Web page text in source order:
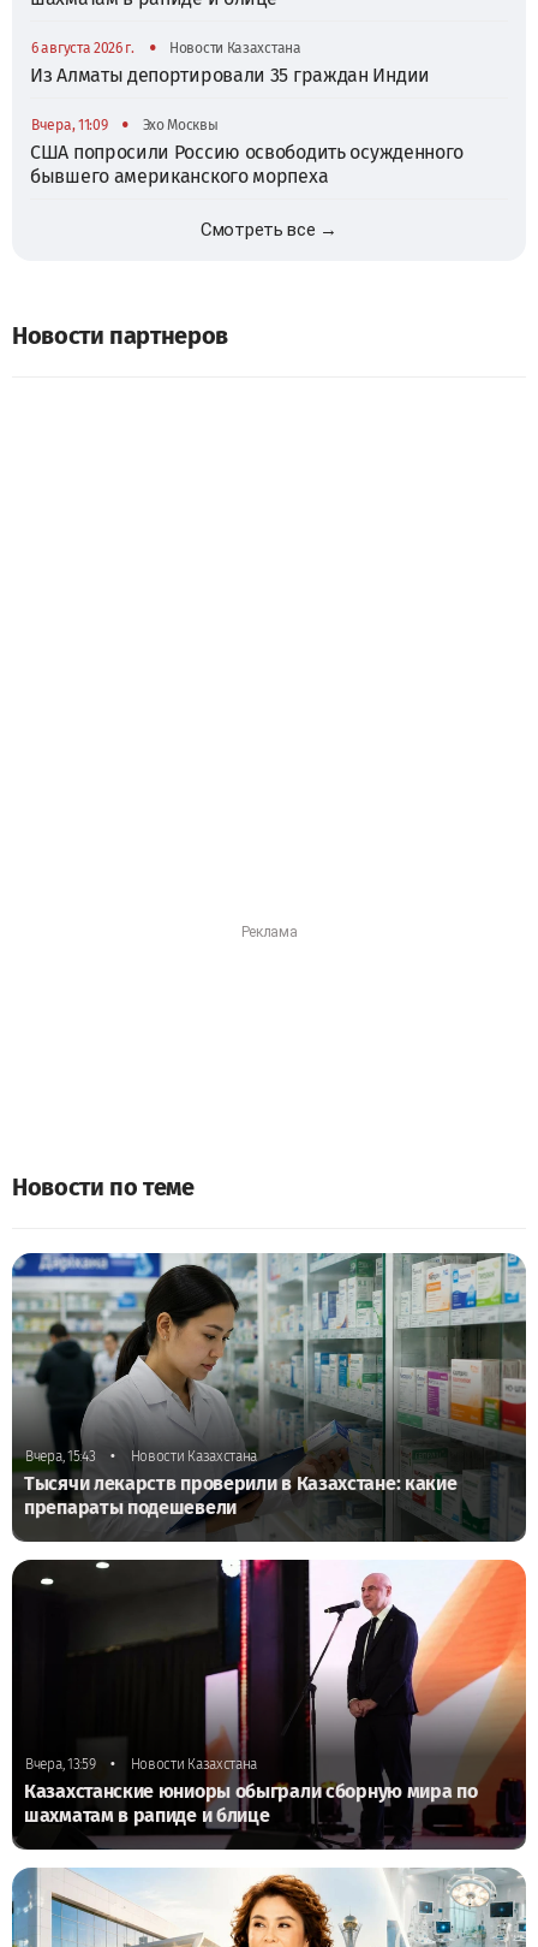
6 августа 2026 г. • Новости Казахстана
Из Алматы депортировали 35 граждан Индии
Вчера, 11:09 • Эхо Москвы
США попросили Россию освободить осужденного
бывшего американского морпеха
Смотреть все →
Новости партнеров
Новости по теме
Вчера, 15:43 • Новости Казахстана
Тысячи лекарств проверили в Казахстане: какие
препараты подешевели
Вчера, 13:59 • Новости Казахстана
Казахстанские юниоры обыграли сборную мира по
шахматам в рапиде и блице